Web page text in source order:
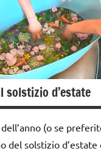
solstizio d’estate
(o se
del solstizio d’estate